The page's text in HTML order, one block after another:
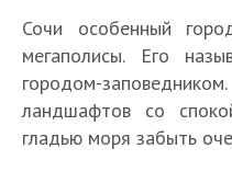
Сочи особенный
мегаполисы. Его
городом-
ландшафтов со
гладью моря забыть